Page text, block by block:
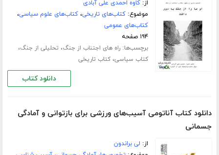
از:کاوه احمدی علی آبادی
موضوع:کتاب‌های تاریخی،کتاب‌های علوم سیاسی،
کتاب‌های عمومی
۱۹۴ صفحه
برچسب‌ها:راه های اجتناب از جنگ، تحلیلی از جنگ،
کتاب سیاسی،کتاب تاریخی
دانلود کتاب
دانلود کتاب آناتومی آسیب‌های ورزشی برای بازتوانی و آمادگی
جسمانی
از: لی براندون